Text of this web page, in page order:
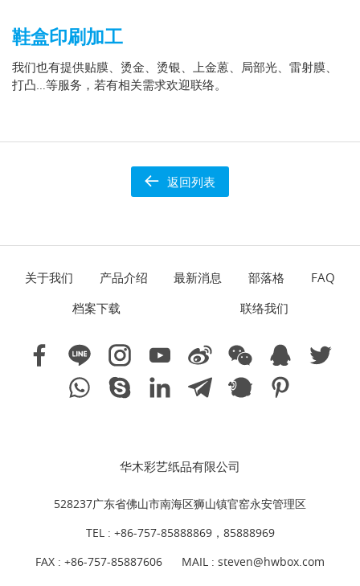
鞋盒印刷加工
我们也有提供贴膜、烫金、烫银、上金蒽、局部光、雷射膜、
打凸…等服务，若有相关需求欢迎联络。
返回列表
关于我们 产品介绍 最新消息 部落格
FAQ
档案下载
联络我们
华木彩艺纸品有限公司
528237广东省佛山市南海区狮山镇官窑永安管理区
TEL : +86-757-85888869，85888969
FAX : +86-757-85887606
MAIL : steven@hwbox.com